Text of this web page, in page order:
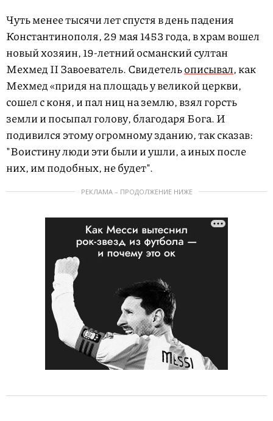
Чуть менее тысячи лет спустя в день падения
Константинополя, 29 мая 1453 года, в храм вошел
новый хозяин, 19-летний османский султан
Мехмед II Завоеватель. Свидетельописывал, как
Мехмед «придя на площадь у великой церкви,
сошел с коня, и пал ниц на землю, взял горсть
земли и посыпал голову, благодаря Бога. И
подивился этому огромному зданию, так сказав:
"Воистину люди эти были и ушли, а иных после
них, им подобных, не будет".
РЕКЛАМА – ПРОДОЛЖЕНИЕ НИЖЕ